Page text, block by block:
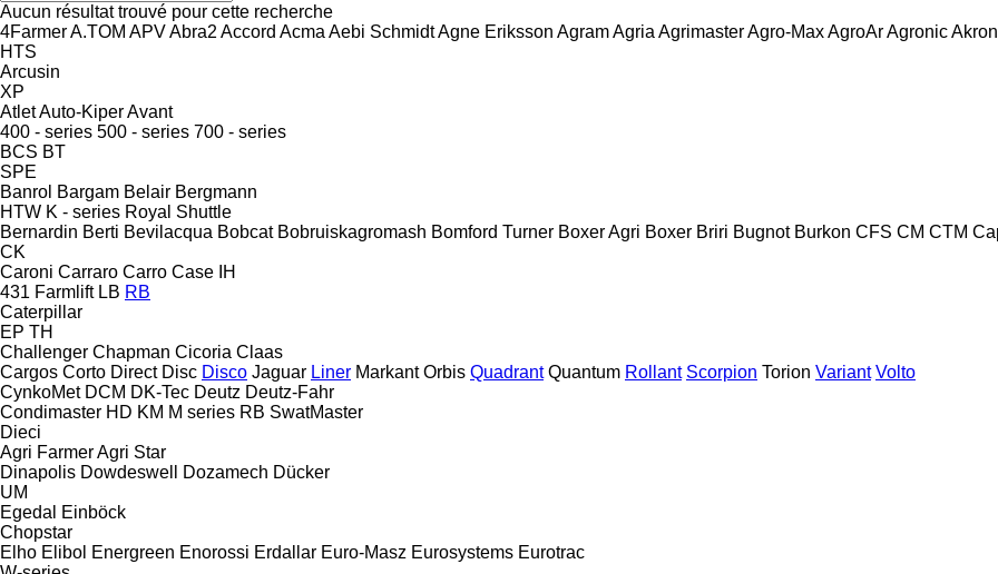
Aucun résultat trouvé pour cette recherche
4FarmerA.TOM APVAbra2 Accord Acma Aebi SchmidtAgne Eriksson AgramAgria AgrimasterAgro-MaxAgroArAgronicAkron
HTS
Arcusin
XP
AtletAuto-KiperAvant
400 - series 500 - series 700 - series
BCS BT
SPE
Banrol Bargam Belair Bergmann
HTW K - series Royal Shuttle
Bernardin Berti Bevilacqua Bobcat Bobruiskagromash Bomford Turner Boxer Agri Boxer Briri Bugnot Burkon CFS CM CTM
CK
Caroni Carraro Carro Case IH
431 Farmlift LB RB
Caterpillar
EP TH
Challenger Chapman Cicoria Claas
Cargos Corto Direct Disc Disco Jaguar Liner Markant Orbis Quadrant Quantum Rollant Scorpion Torion Variant Volto
CynkoMet DCM DK-Tec Deutz Deutz-Fahr
Condimaster HD KM M series RB SwatMaster
Dieci
Agri FarmerAgri Star
Dinapolis Dowdeswell Dozamech Dücker
UM
Egedal
Einböck
Chopstar
Elho Elibol Energreen Enorossi Erdallar Euro-Masz Eurosystems Eurotrac